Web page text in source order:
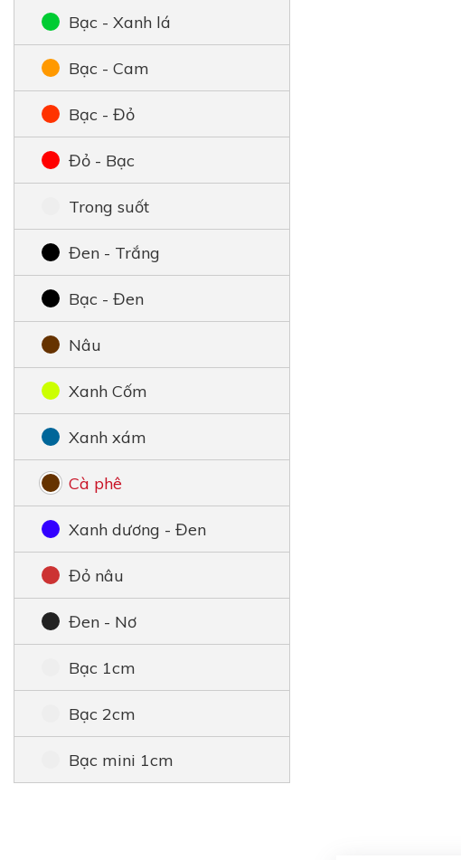
Bạc - Xanh lá
Bạc - Cam
Bạc - Đỏ
Đỏ - Bạc
Trong suốt
Đen - Trắng
Bạc - Đen
Nâu
Xanh Cốm
Xanh xám
Cà phê
Xanh dương - Đen
Đỏ nâu
Đen - Nơ
Bạc 1cm
Bạc 2cm
Bạc mini 1cm